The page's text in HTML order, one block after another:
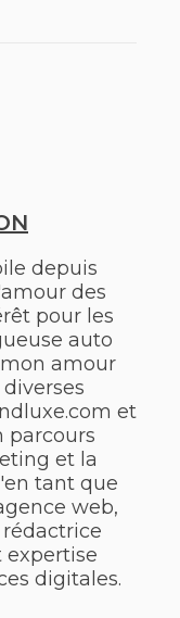
depuis
des
pour les
auto
amour
et
parcours
et la
tant que
web,
expertise
digitales.